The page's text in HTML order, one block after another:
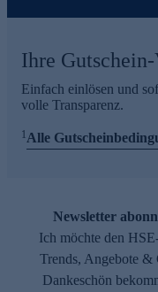
Ihre
Einfach einlösen und
volle Transparenz.
1Alle
Newsletter
Ich möchte den
Trends, Angebote &
Dankeschön